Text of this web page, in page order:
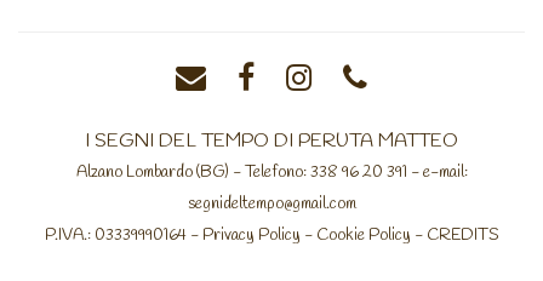
I SEGNI DEL TEMPO DI PERUTA MATTEO
Alzano Lombardo (BG) - Telefono: 338 96 20 391 - e-mail:
segnideltempo@gmail.com
P.IVA.: 03339990164 - Privacy Policy - Cookie Policy - CREDITS